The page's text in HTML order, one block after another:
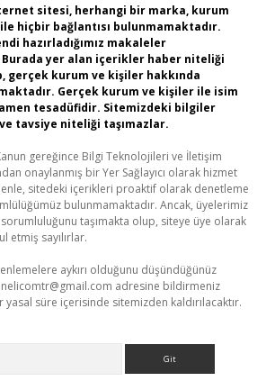
sitesi, herhangi bir marka, kurum
hiçbir bağlantısı bulunmamaktadır.
hazırladığımız makaleler
Burada yer alan içerikler haber niteliği
gerçek kurum ve kişiler hakkında
Gerçek kurum ve kişiler ile isim
tesadüfidir. Sitemizdeki bilgiler
tavsiye niteliği taşımazlar.
gereğince Bilgi Teknolojileri ve İletişim
onaylanmış bir Yer Sağlayıcı olarak hizmet
sitedeki içerikleri proaktif olarak denetleme
bulunmamaktadır. Ancak, üyelerimiz
taşımakta olup, siteye üye olarak
etmiş sayılırlar.
aykırı olduğunu düşündüğünüz
adresine bildirmeniz
süre içerisinde sitemizden kaldırılacaktır.